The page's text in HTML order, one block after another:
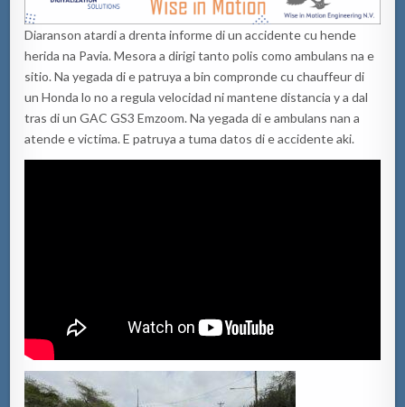
Diaranson atardi a drenta informe di un accidente cu hende
herida na Pavia. Mesora a dirigi tanto polis como ambulans na e
sitio. Na yegada di e patruya a bin compronde cu chauffeur di
un Honda lo no a regula velocidad ni mantene distancia y a dal
tras di un GAC GS3 Emzoom. Na yegada di e ambulans nan a
atende e victima. E patruya a tuma datos di e accidente aki.